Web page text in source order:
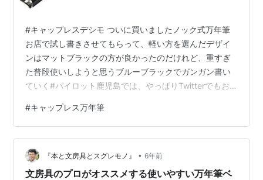
#キャップレスデシモ ついに買いましたノック式万年筆
お店で試し書きさせてもらって、軽い方を選んだデザイ
ンはマットブラックの方が良かったのだけれど、重すぎ
た普段使いしようと思うブルーブラックでガンガン書い
ていく#パイロット鹿児島では、やっぱりTwitterでもお
をとったタイミングで出かけた。 万年筆コーナーでキャ
ップレスデシモとキャップレスをそれぞれ中字M、細字
Ｆを試し書きしてキャップレスデシモの細字Ｆを選ん
だ。 色はダークグレーマイカ。 若い時はつい派手な色を
選んでいたが、グレーを選べるような年齢になってき
#キャップレス万年筆
『本と文房具とスグレモノ』 • 6年前
文房具のプロがオススメする使いやすい万年筆ベ